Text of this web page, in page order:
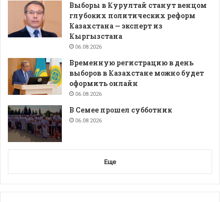
Выборы в Курултай станут венцом
глубоких политических реформ
Казахстана — эксперт из
Кыргызстана
06.08.2026
Временную регистрацию в день
выборов в Казахстане можно будет
оформить онлайн
06.08.2026
В Семее прошел субботник
06.08.2026
Еще